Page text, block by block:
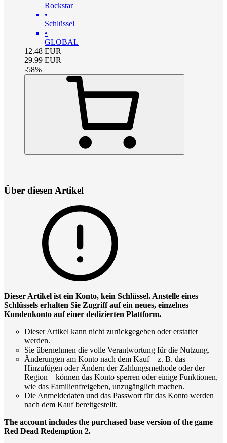
Rockstar
•
Schlüssel
•
GLOBAL
12.48 EUR
29.99 EUR
-58%
Über diesen Artikel
Dieser Artikel ist ein Konto, kein Schlüssel. Anstelle eines
Schlüssels erhalten Sie Zugriff auf ein neues, einzelnes
Kundenkonto auf einer dedizierten Plattform.
Dieser Artikel kann nicht zurückgegeben oder erstattet
werden.
Sie übernehmen die volle Verantwortung für die Nutzung.
Änderungen am Konto nach dem Kauf – z. B. das
Hinzufügen oder Ändern der Zahlungsmethode oder der
Region – können das Konto sperren oder einige Funktionen,
wie das Familienfreigeben, unzugänglich machen.
Die Anmeldedaten und das Passwort für das Konto werden
nach dem Kauf bereitgestellt.
The account includes the purchased base version of the game
Red Dead Redemption 2.